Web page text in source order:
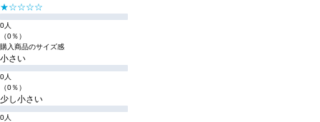
★☆☆☆☆
0人
（0％）
購入商品のサイズ感
小さい
0人
（0％）
少し小さい
0人